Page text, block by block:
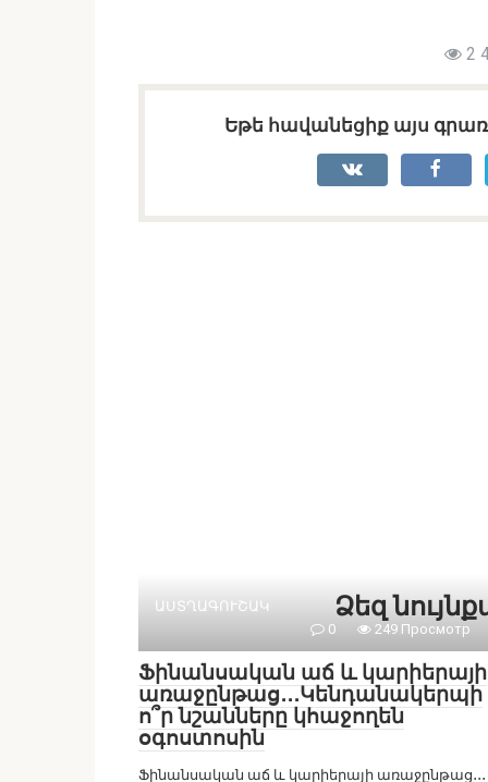
2
Եթե հավանեցիք այս
Ձեզ
ԱՍՏՂԱԳՈՒՇԱԿ
0
249 Просмотр
Ֆինանսական աճ և կարիերայի
առաջընթաց․․․Կենդանակերպի
ո՞ր նշանները կհաջողեն
օգոստոսին
Ֆինանսական աճ և կարիերայի առաջընթաց․․․